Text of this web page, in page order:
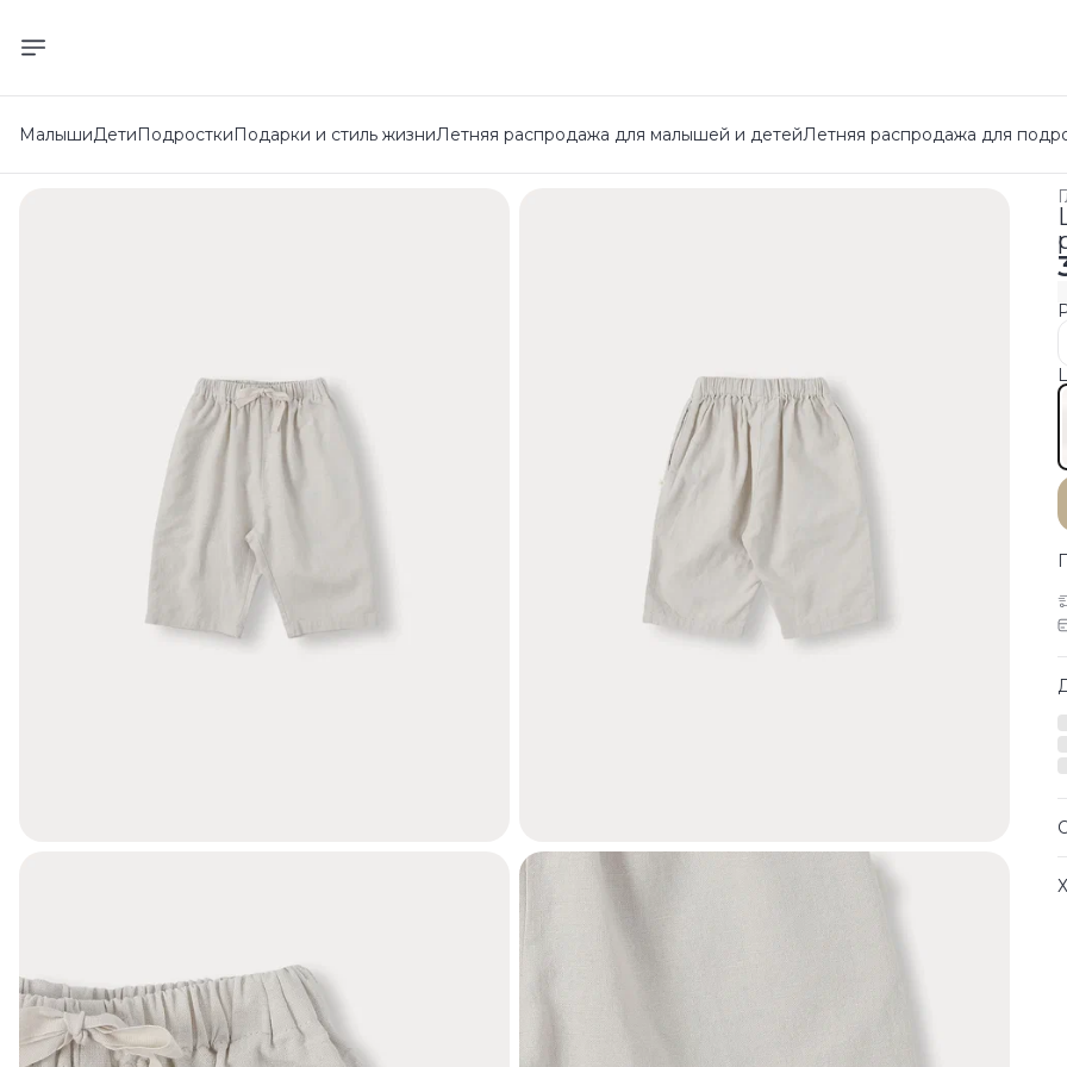
МалышиДетиПодросткиПодарки и стиль жизниЛетняя распродажа для малышей и детейЛетняя распродажа для